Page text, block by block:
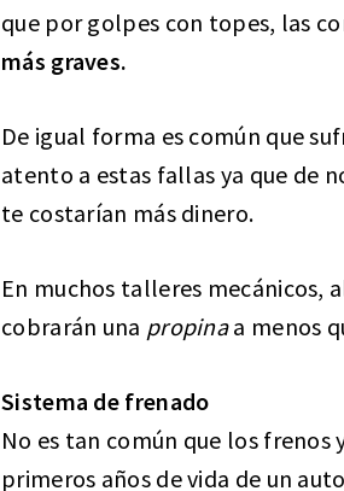
que por golpes con topes, las
más graves.
De igual forma es común que
atento a estas fallas ya que de
te costarían más dinero.
En muchos talleres mecánicos,
cobrarán una propinaa menos
Sistema de frenado
No es tan común que los
primeros años de vida de un